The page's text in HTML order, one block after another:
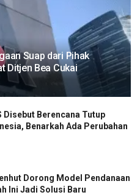
Suap dari Pihak
Ditjen Bea Cukai
Disebut Berencana Tutup
Benarkah Ada Perubahan
Dorong Model Pendanaan
Ini Jadi Solusi Baru